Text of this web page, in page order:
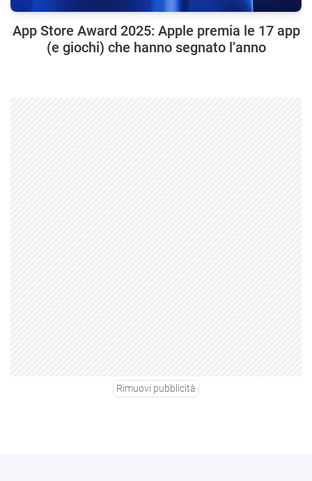
App Store Award 2025: Apple premia le 17 app
(e giochi) che hanno segnato l’anno
Rimuovi pubblicità